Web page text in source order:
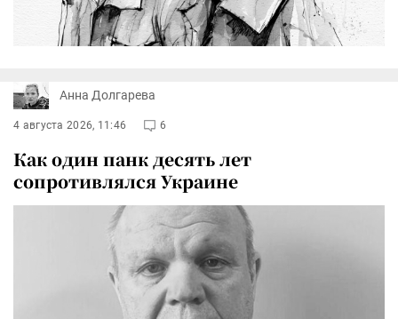
Анна Долгарева
4 августа 2026, 11:46 6
Как один панк десять лет
сопротивлялся Украине